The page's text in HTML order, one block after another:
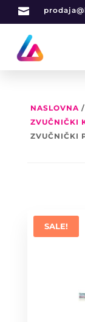

NASLOVNA/
ZVUČNIČKI
ZVUČNIČKI
SALE!